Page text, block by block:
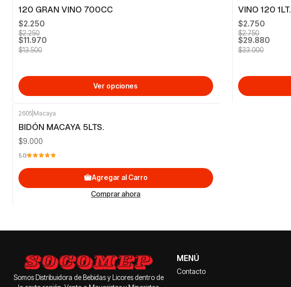
120 GRAN VINO 700CC
$2.250
$2.250
$11.970
$13.500
Ver opciones
VINO 120 1LT.
$2.750
$2.750
$29.880
$33.000
2605 Macaya
BIDÓN MACAYA 5LTS.
$9.000
5.0
Agregar al Carro
Comprar ahora
Somos Distribuidora de Bebidas y Licores dentro de
MENÚ
Contacto